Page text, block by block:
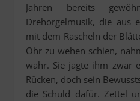
Jahren bereits
Drehorgelmusik, die aus
mit dem Rascheln der
Ohr zu wehen schien,
wahr. Sie jagte ihm zwar
Rücken, doch sein
die Schuld dafür. Zettel